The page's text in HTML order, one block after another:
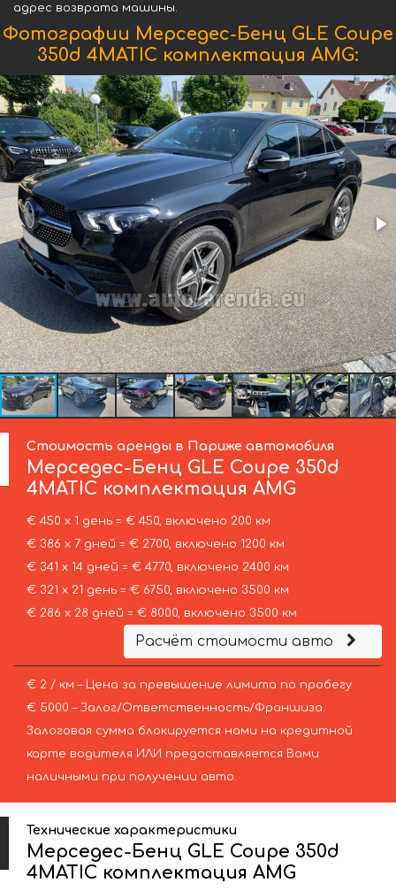
адрес возврата машины.
Фотографии Мерседес-Бенц GLE Coupe
350d 4MATIC комплектация AMG:
Стоимость аренды в Париже автомобиля
Мерседес-Бенц GLE Coupe 350d
4MATIC комплектация AMG
€ 450 х 1 день = € 450, включено 200 км
€ 386 х 7 дней = € 2700, включено 1200 км
€ 341 х 14 дней = € 4770, включено 2400 км
€ 321 х 21 день = € 6750, включено 3500 км
€ 286 х 28 дней = € 8000, включено 3500 км
Расчёт стоимости авто
€ 2 / км – Цена за превышение лимита по пробегу
€ 5000 – Залог/Ответственность/Франшиза.
Залоговая сумма блокируется нами на кредитной
карте водителя ИЛИ предоставляется Вами
наличными при получении авто.
Технические характеристики
Мерседес-Бенц GLE Coupe 350d
4MATIC комплектация AMG